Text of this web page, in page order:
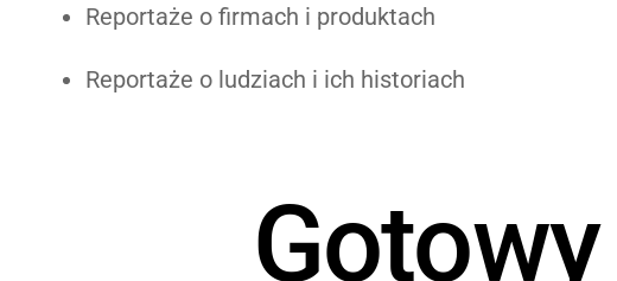
Reportaże o firmach i produktach
Reportaże o ludziach i ich historiach